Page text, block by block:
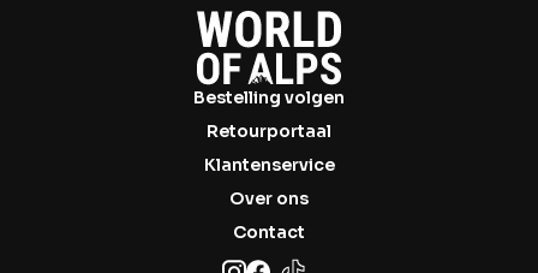
Bestelling volgen
Retourportaal
Klantenservice
Over ons
Contact